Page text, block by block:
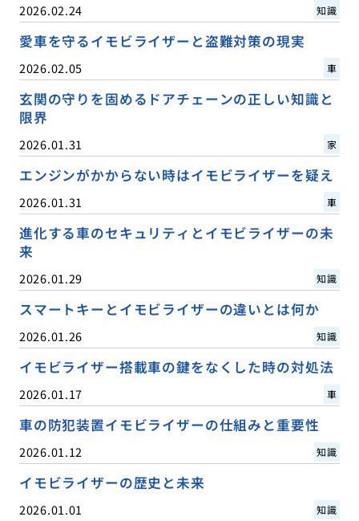
2026.02.24 知識
愛車を守るイモビライザーと盗難対策の現実
2026.02.05 車
玄関の守りを固めるドアチェーンの正しい知識と
限界
2026.01.31 家
エンジンがかからない時はイモビライザーを疑え
2026.01.31 車
進化する車のセキュリティとイモビライザーの未
来
2026.01.29 知識
スマートキーとイモビライザーの違いとは何か
2026.01.26 知識
イモビライザー搭載車の鍵をなくした時の対処法
2026.01.17 車
車の防犯装置イモビライザーの仕組みと重要性
2026.01.12 知識
イモビライザーの歴史と未来
2026.01.01 知識